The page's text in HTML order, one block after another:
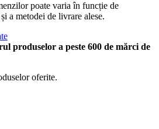
poate varia în funcție de
a metodei de livrare alese.
produselor a peste 600 de mărci de
oferite.